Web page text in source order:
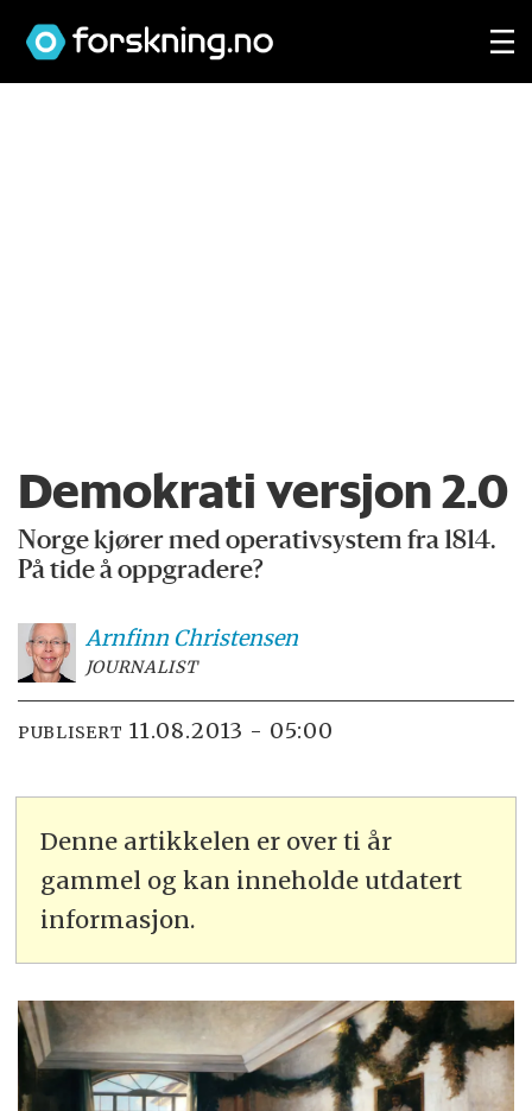
Demokrati versjon 2.0
Norge kjører med operativsystem fra 1814.
På tide å oppgradere?
Arnfinn Christensen
JOURNALIST
PUBLISERT 11.08.2013 - 05:00
Denne artikkelen er over ti år
gammel og kan inneholde utdatert
informasjon.